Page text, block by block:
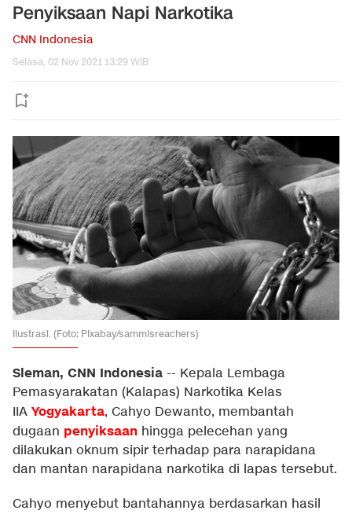
Penyiksaan Napi Narkotika
CNN Indonesia
Selasa, 02 Nov 2021 13:29 WIB
Ilustrasi. (Foto: Pixabay/sammisreachers)
Sleman, CNN Indonesia -- Kepala Lembaga
Pemasyarakatan (Kalapas) Narkotika Kelas
IIA Yogyakarta, Cahyo Dewanto, membantah
dugaan penyiksaan hingga pelecehan yang
dilakukan oknum sipir terhadap para narapidana
dan mantan narapidana narkotika di lapas tersebut.
Cahyo menyebut bantahannya berdasarkan hasil